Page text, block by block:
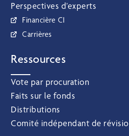
Perspectives d’experts
Financière CI
Carrières
Ressources
Vote par procuration
Faits sur le fonds
Distributions
Comité indépendant de